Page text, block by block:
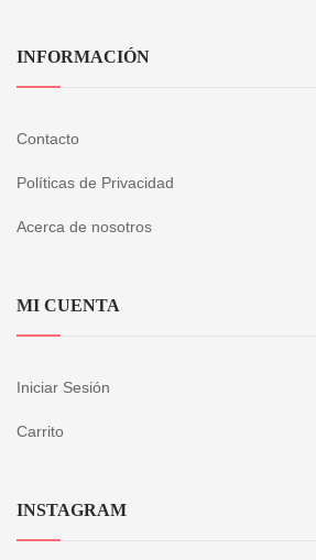
INFORMACIÓN
Contacto
Políticas de Privacidad
Acerca de nosotros
MI CUENTA
Iniciar Sesión
Carrito
INSTAGRAM